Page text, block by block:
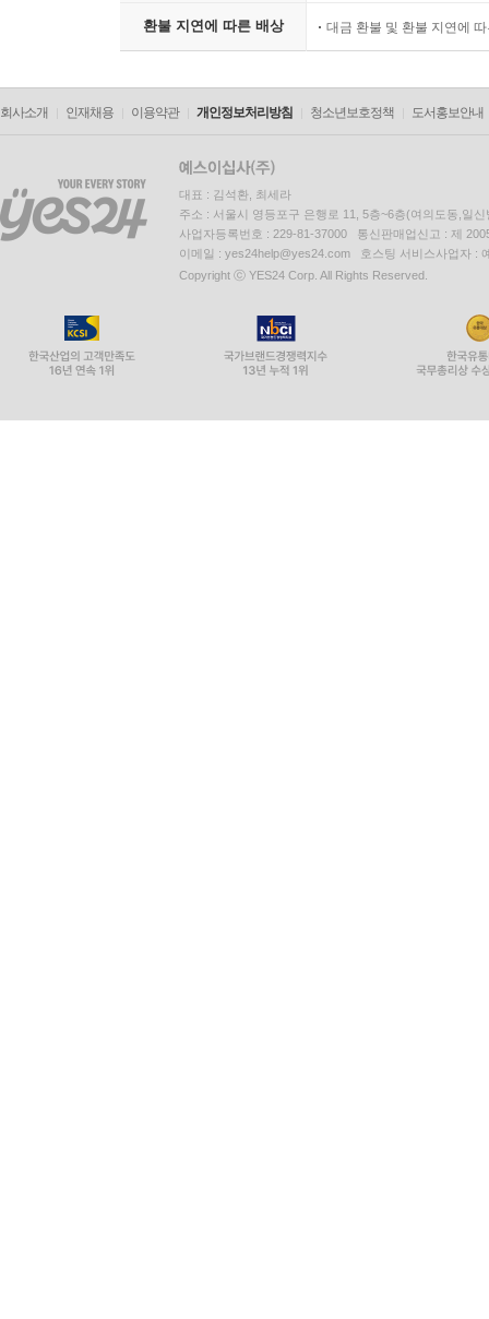
환불 지연에 따른 배상 대금 환불 및 환불 지연에
회사소개 인재채용 이용약관 개인정보처리방침 청소년보호정책 도서홍보안내
대표 : 김석환, 최세라
주소 : 서울시 영등포구 은행로 11, 5층~6층(여의도동,일신
사업자등록번호 : 229-81-37000 통신판매업신고 : 제
이메일 : yes24help@yes24.com 호스팅 서비스사업자 :
Copyright ⓒ YES24 Corp. All Rights Reserved.